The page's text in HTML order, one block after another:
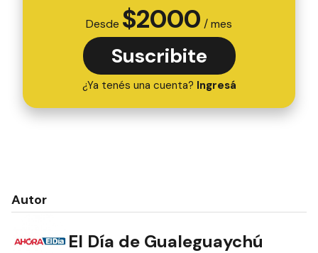
Desde $2000 / mes
Suscribite
¿Ya tenés una cuenta? Ingresá
Autor
El Día de Gualeguaychú